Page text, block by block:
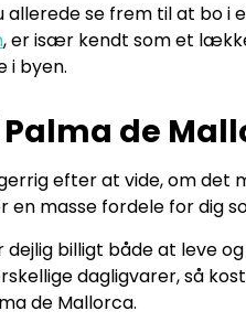
se frem til at bo
, er især kendt som et
i byen.
de
efter at vide, om det
masse fordele for dig
billigt både at leve
dagligvarer, så
de Mallorca.